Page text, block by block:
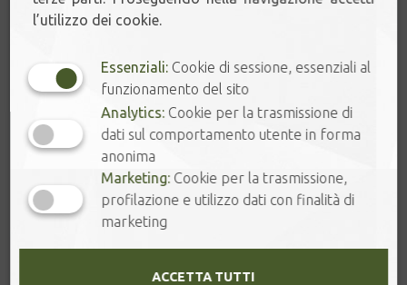
l’utilizzo dei cookie.
Essenziali: Cookie di sessione, essenziali al
funzionamento del sito
Analytics: Cookie per la trasmissione di
dati sul comportamento utente in forma
anonima
Marketing: Cookie per la trasmissione,
profilazione e utilizzo dati con finalità di
marketing
ACCETTA TUTTI